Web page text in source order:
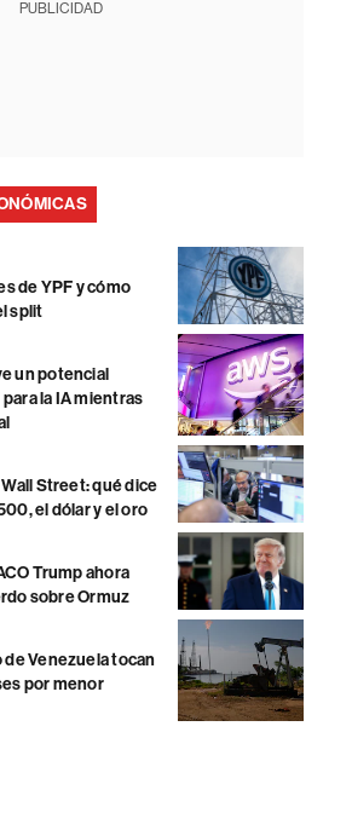
PUBLICIDAD
de YPF y cómo
split
un potencial
la IA mientras
Street: qué dice
el dólar y el oro
Trump ahora
sobre Ormuz
Venezuela tocan
por menor